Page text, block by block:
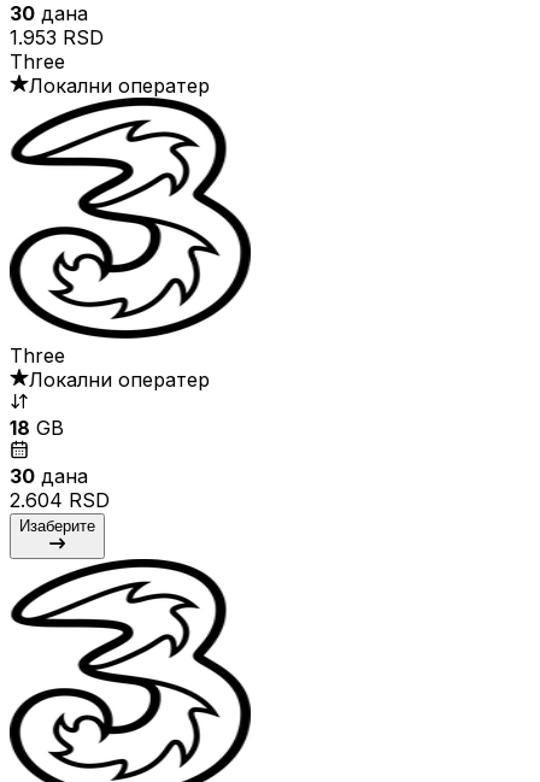
30 дана
1.953 RSD
Three
Локални оператер
Three
Локални оператер
18 GB
30 дана
2.604 RSD
Изаберите